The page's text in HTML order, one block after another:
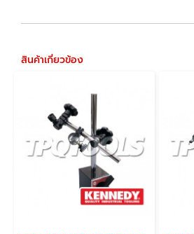
สินค้าเกี่ยวข้อง